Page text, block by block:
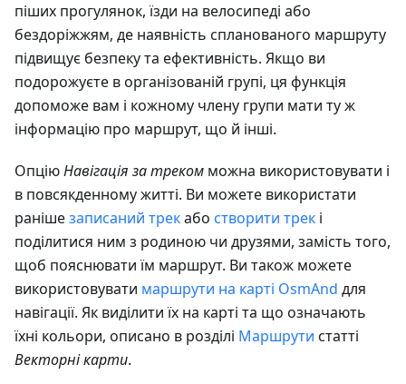
піших прогулянок, їзди на велосипеді або
бездоріжжям, де наявність спланованого маршруту
підвищує безпеку та ефективність. Якщо ви
подорожуєте в організованій групі, ця функція
допоможе вам і кожному члену групи мати ту ж
інформацію про маршрут, що й інші.
ОпціюНавігація за треком можна використовувати і
в повсякденному житті. Ви можете використати
ранішезаписаний трекабо створити трек і
поділитися ним з родиною чи друзями, замість того,
щоб пояснювати їм маршрут. Ви також можете
використовувати маршрути на карті OsmAnd для
навігації. Як виділити їх на карті та що означають
їхні кольори, описано в розділі Маршрути статті
Векторні карти.